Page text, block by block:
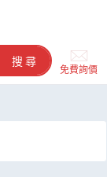
搜尋
免費詢價